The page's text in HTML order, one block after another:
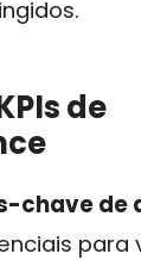
de
chave de
para